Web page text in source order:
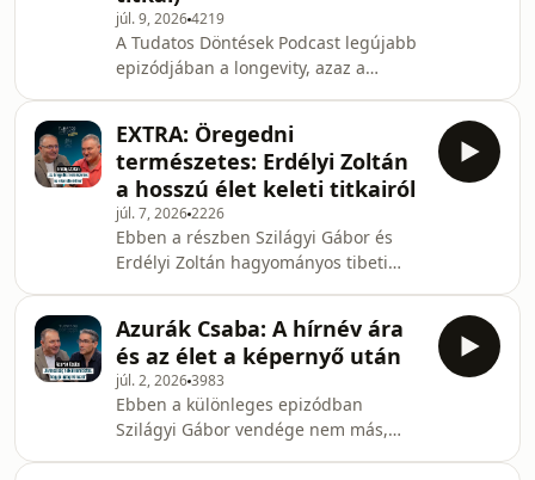
egészen a gyógyító Buddháig
vezethető vissza. Zoltán, aki
hagyományos tibeti orvos és
buddhista tanító, ebben az epizódban
felfedi az arura (vagy mirobalán)
növény titkát,
júl. 9, 20264219
A Tudatos Döntések Podcast legújabb
epizódjában a longevity, azaz a
legfontosabb alappillérét, a mozgást
járjuk körbe. Szilágyi Gábor vendége
Pozsonyi Zsolt, a Movement Lab
alapítója, erőnléti edző és a TRX
magyarországi meghonosítója. Zsolt
nemcsak élsportolókat és
olimpikonokat készít fel, hanem
missziójának tekinti az átlagemberek
egészségének és fizikai állapotána
EXTRA: Öregedni
természetes: Erdélyi Zoltán
a hosszú élet keleti titkairól
júl. 7, 20262226
Ebben a részben Szilágyi Gábor és
Erdélyi Zoltán hagyományos tibeti
fel. A téma ma aktuálisabb, mint
valaha. Egyre többen keresik a
megoldást a rohanó mindennapokra
és a stressz okozta kiégés
elkerülésére.A nyugati világban a
longevity fókuszában leginkább a
Azurák Csaba: A hírnév ára
és az élet a képernyő után
júl. 2, 20263983
Ebben a különleges epizódban
Szilágyi Gábor vendége nem más,